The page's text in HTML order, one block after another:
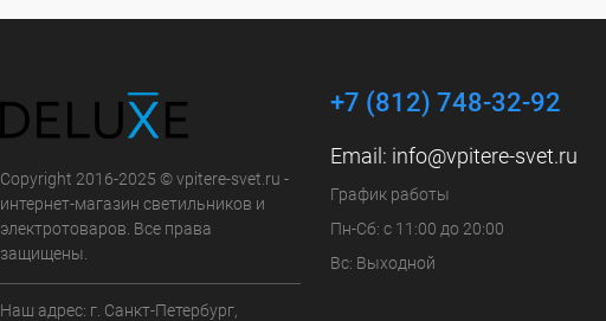
Copyright 2016-2025 © vpitere-svet.ru -
интернет-магазин светильников и
электротоваров. Все права
защищены.
Наш адрес: г. Санкт-Петербург,
+7 (812) 748-32-92
Email: info@vpitere-svet.ru
График работы
Пн-Сб: с 11:00 до 20:00
Вс: Выходной